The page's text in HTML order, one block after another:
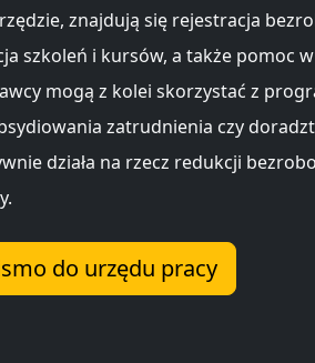
znajdują się rejestracja
szkoleń i kursów, a także pomoc w
mogą z kolei skorzystać z
zatrudnienia czy
działa na rzecz redukcji
do urzędu pracy